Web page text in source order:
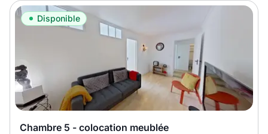
Disponible
Chambre 5 - colocation meublée